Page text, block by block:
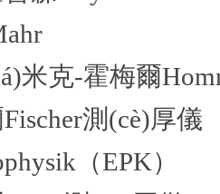
米克-霍梅爾
測(cè)厚儀
（EPK）